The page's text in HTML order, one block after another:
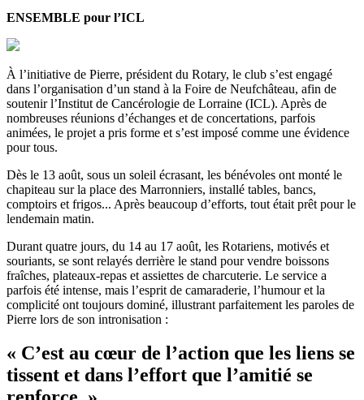
ENSEMBLE pour l’ICL
À l’initiative de Pierre, président du Rotary, le club s’est engagé
dans l’organisation d’un stand à la Foire de Neufchâteau, afin de
soutenir l’Institut de Cancérologie de Lorraine (ICL). Après de
nombreuses réunions d’échanges et de concertations, parfois
animées, le projet a pris forme et s’est imposé comme une évidence
pour tous.
Dès le 13 août, sous un soleil écrasant, les bénévoles ont monté le
chapiteau sur la place des Marronniers, installé tables, bancs,
comptoirs et frigos... Après beaucoup d’efforts, tout était prêt pour le
lendemain matin.
Durant quatre jours, du 14 au 17 août, les Rotariens, motivés et
souriants, se sont relayés derrière le stand pour vendre boissons
fraîches, plateaux-repas et assiettes de charcuterie. Le service a
parfois été intense, mais l’esprit de camaraderie, l’humour et la
complicité ont toujours dominé, illustrant parfaitement les paroles de
Pierre lors de son intronisation :
« C’est au cœur de l’action que les liens se
tissent et dans l’effort que l’amitié se